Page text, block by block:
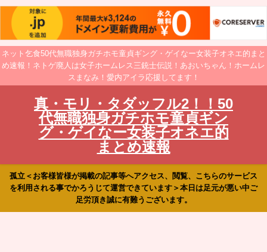
ネット乞食50代無職独身ガチホモ童貞ギング・ゲイなー女装子オネエ的まと
め速報！ネトゲ廃人は女子ホームレス三銃士伝説！あおいちゃん！ホームレ
スまなみ！愛内アイラ応援してます！
真・モリ・タダッフル2！！50
代無職独身ガチホモ童貞ギン
グ・ゲイなー女装子オネエ的
まとめ速報
孤立＜お客様皆様が掲載の記事等へアクセス、閲覧、こちらのサービス
を利用される事でかろうじて運営できています＞本日は足元が悪い中ご
足労頂き誠に有難うございます。